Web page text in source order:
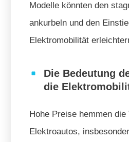
Modelle könnten den
ankurbeln und den
Elektromobilität
Die Bedeutung
die
Hohe Preise hemmen
Elektroautos,